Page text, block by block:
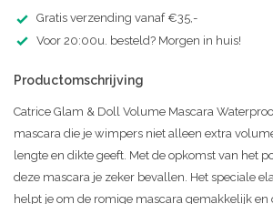
Gratis verzending vanaf €35,-
Voor 20:00u. besteld? Morgen in huis!
Productomschrijving
Catrice Glam & Doll Volume Mascara
mascara die je wimpers niet alleen extra
lengte en dikte geeft. Met de opkomst van het
deze mascara je zeker bevallen. Het speciale
helpt je om de romige mascara gemakkelijk